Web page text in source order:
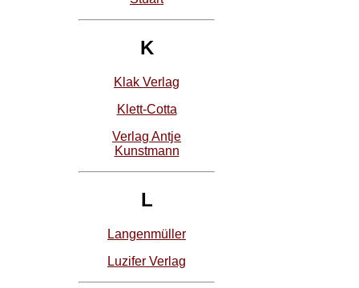
K
Klak Verlag
Klett-Cotta
Verlag Antje
Kunstmann
L
Langenmüller
Luzifer Verlag